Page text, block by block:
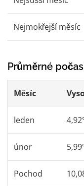
Nejmokřejší měsíc
Průměrné
Měsíc
leden
únor
Pochod